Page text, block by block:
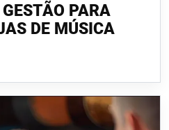
PARA
DE MÚSICA